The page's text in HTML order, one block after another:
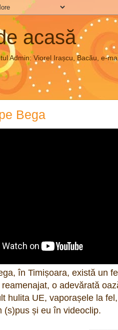
acasă
Admin: Viorel Irașcu, Bacău, e-
Bega
în Timișoara, există un
o adevărată
hulita UE, vaporașele la
(s)pus și eu în videoclip.